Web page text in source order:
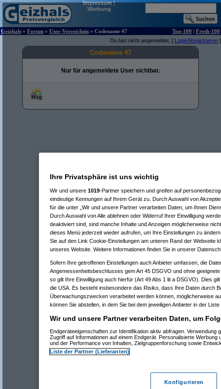
Impressum|
Werbung
Geizhals » Forum » User-Verzeichnis » Codename 47 Top-100 | Fresh-100
Du bist nicht angemeldet. [ Login/Registrieren ]
Codename 47
Nur für angemeldete User sichtbar.
Ihre Privatsphäre ist uns wichtig
Wir und unsere 1019-Partner speichern und greifen auf
eindeutige Kennungen auf Ihrem Gerät zu. Durch Auswahl von
für die unter „Wir und unsere Partner verarbeiten Daten, um Ihnen
Durch Auswahl von Alle ablehnen oder Widerruf Ihrer Einwilligung
deaktiviert sind, sind manche Inhalte und Anzeigen möglicherweise
dieses Menü jederzeit wieder aufrufen, um Ihre Einstellungen zu
Sie auf den Link Cookie-Einstellungen am unteren Rand der Webseite
unseres Website. Weitere Informationen finden Sie in unserer
Sofern Ihre getroffenen Einstellungen auch Anbieter umfassen, die
Angemessenheitsbeschlusses gem Art 45 DSGVO und ohne
so gilt Ihre Einwilligung auch hierfür (Art 49 Abs 1 lit a DSGVO). Dies
die USA. Es besteht insbesondere das Risiko, dass Ihre Daten durch
Überwachungszwecken verarbeitet werden können, möglicherweise
können Sie abstellen, in dem Sie bei dem jeweiligen Anbieter in der
Wir und unsere Partner verarbeiten Daten, um
Endgeräteeigenschaften zur Identifikation aktiv abfragen. Verwendung
Zugriff auf Informationen auf einem Endgerät. Personalisierte Werbung
und der Performance von Inhalten, Zielgruppenforschung sowie
Liste der Partner (Lieferanten)
Konfigurieren